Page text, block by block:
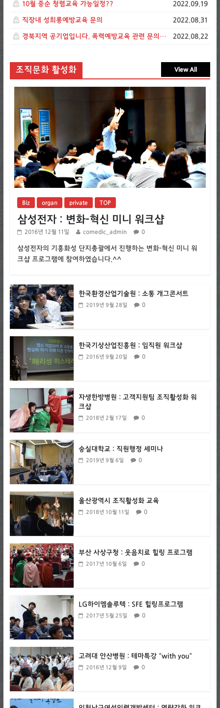
10월 중순 청렴교육 가능일정?? 2022.09.19
직장내 성희롱예방교육 문의 2022.08.31
경북지역 공기업입니다. 폭력예방교육 관련 문의드립니다. 2022.08.22
조직문화 활성화 View All
Biz organ private TOP
삼성전자 : 변화-혁신 미니 워크샵
2016년 12월 11일 comedic_admin 0
삼성전자의 기흥화성 단지총괄에서 진행하는 변화-혁신 미니 워
크샵 프로그램에 참여하였습니다.^^
한국환경산업기술원 : 소통 개그콘서트
2019년 9월 28일 0
한국기상산업진흥원 : 임직원 워크샵
2016년 9월 20일 0
자생한방병원 : 고객지원팀 조직활성화 워
크샵
2018년 2월 17일 0
숭실대학교 : 직원행정 세미나
2019년 9월 6일 0
울산광역시 조직활성화 교육
2018년 10월 11일 0
부산 사상구청 : 웃음치료 힐링 프로그램
2017년 10월 6일 0
LG하이엠솔루텍 : SFE 힐링프로그램
2017년 5월 25일 0
고려대 안산병원 : 테마특강 “with you”
2016년 12월 9일 0